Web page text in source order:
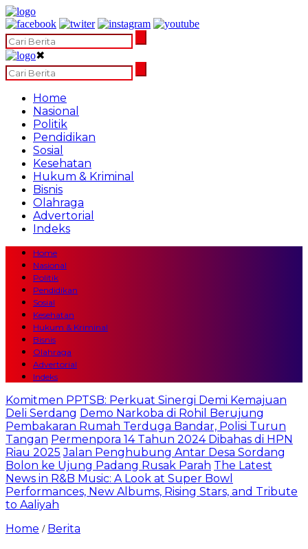
✖
Home
Nasional
Politik
Pendidikan
Sosial
Kesehatan
Hukum & Kriminal
Bisnis
Olahraga
Advertorial
Indeks
Home
Nasional
Politik
Pendidikan
Sosial
Kesehatan
Hukum & Kriminal
Bisnis
Olahraga
Advertorial
Indeks
Komitmen PPTSB: Perkuat Sinergi Demi Kemajuan
Deli Serdang Demo Narkoba di Rohil Berujung
Pembakaran Rumah Terduga Bandar, Polisi Turun
Tangan Permenpora 14 Tahun 2024 Dibahas di HPN
Riau 2025 Jalan Penghubung Antar Desa Sordang
Bolon ke Ujung Padang Rusak Parah The Latest
News in R&B Music: A Look at Super Bowl
Performances, New Albums, Rising Stars, and Tribute
to Aaliyah
Home / Berita